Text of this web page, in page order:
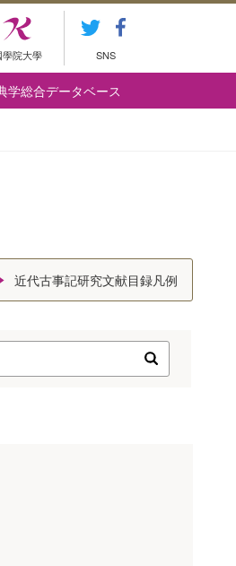
學院大學 SNS
学総合データベース
近代古事記研究文献目録凡例